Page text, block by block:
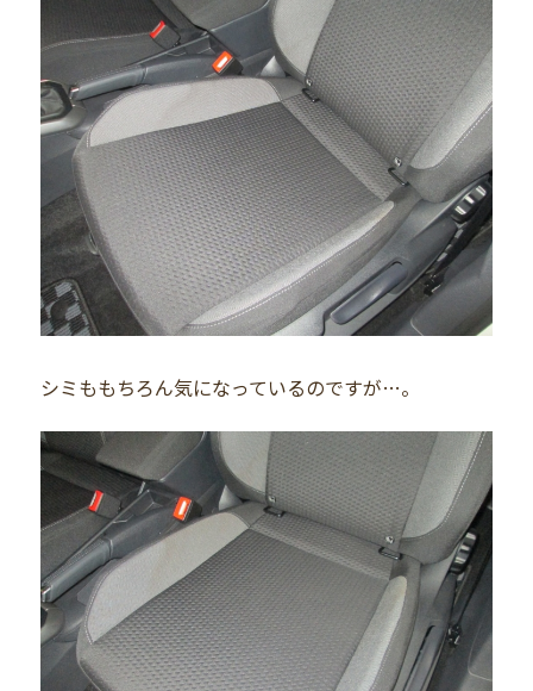
シミももちろん気になっているのですが…。